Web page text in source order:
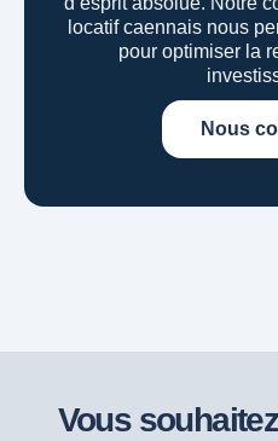
locatif caennais nous
pour optimiser la
Nous
Vous